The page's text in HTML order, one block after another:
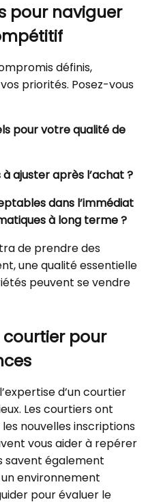
pour naviguer
définis,
priorités. Posez-vous
pour votre qualité de
ajuster après l’achat ?
dans l’immédiat
à long terme ?
de prendre des
une qualité essentielle
peuvent se vendre
pour
d’un courtier
Les courtiers ont
nouvelles inscriptions
vous aider à repérer
savent également
environnement
pour évaluer le